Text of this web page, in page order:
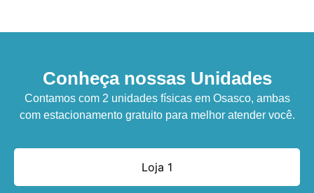
Conheça nossas Unidades
Contamos com 2 unidades físicas em Osasco, ambas
com estacionamento gratuito para melhor atender você.
Loja 1